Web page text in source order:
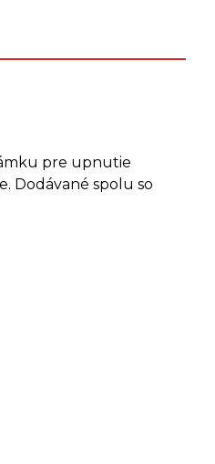
pre upnutie
Dodávané spolu so